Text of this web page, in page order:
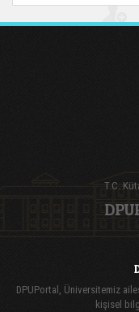
T.C.
DPUPortal, Üniversitemiz
kişisel